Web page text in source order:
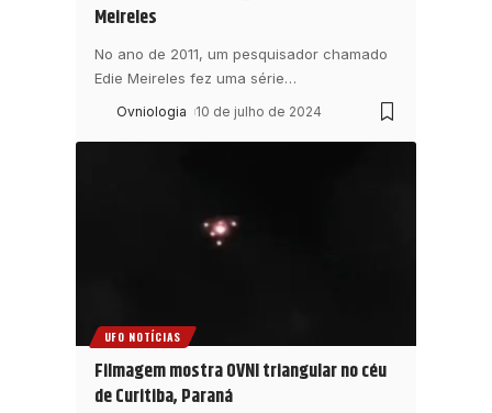
Meireles
No ano de 2011, um pesquisador chamado
Edie Meireles fez uma série…
Ovniologia 10 de julho de 2024
UFO NOTÍCIAS
Filmagem mostra OVNI triangular no céu
de Curitiba, Paraná